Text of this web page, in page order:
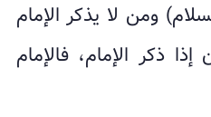
ومن لا يذكر الإمام
ذكر الإمام، فالإمام